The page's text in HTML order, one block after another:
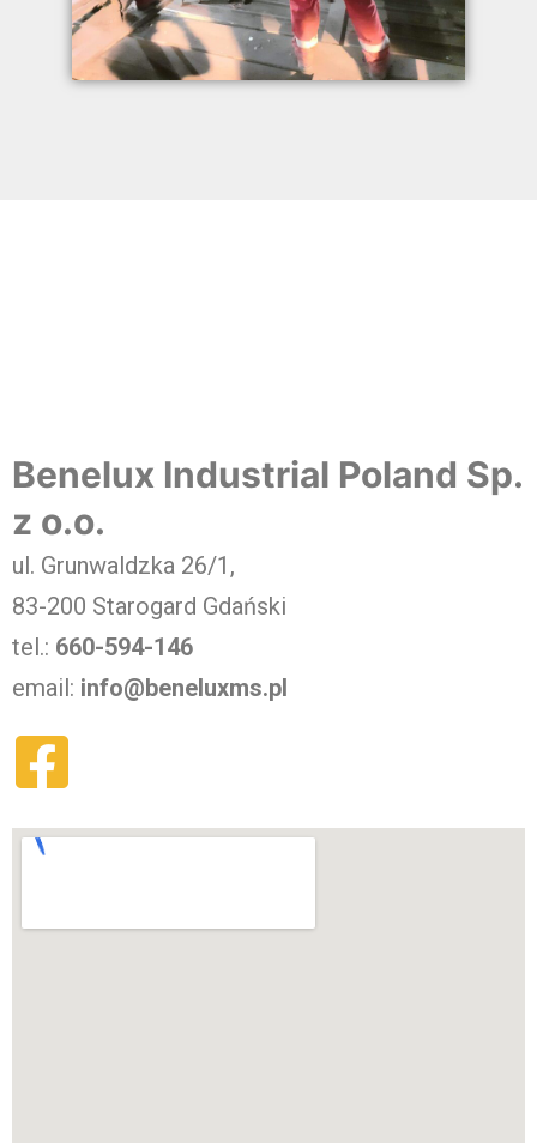
Benelux Industrial Poland Sp.
z o.o.
ul. Grunwaldzka 26/1,
83-200 Starogard Gdański
tel.: 660-594-146
email: info@beneluxms.pl